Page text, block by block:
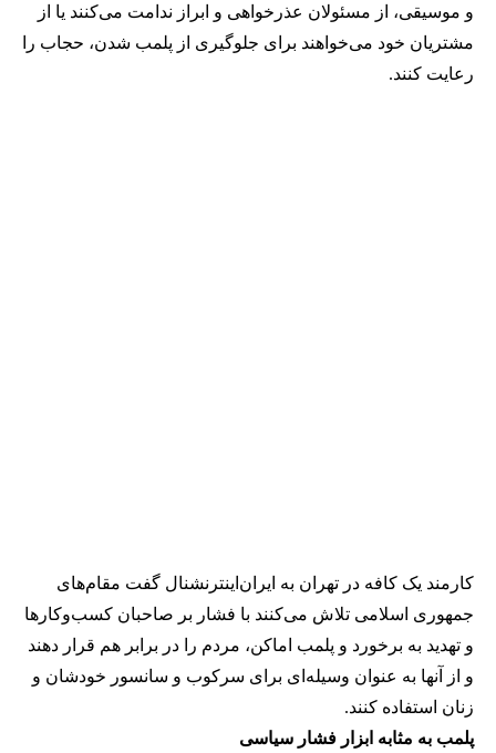
و موسیقی، از مسئولان عذرخواهی و ابراز ندامت می‌کنند یا از
مشتریان خود می‌خواهند برای جلوگیری از پلمب شدن، حجاب را
رعایت کنند.
کارمند یک کافه در تهران به ایران‌اینترنشنال گفت مقام‌های
جمهوری اسلامی تلاش می‌کنند با فشار بر صاحبان کسب‌وکارها
و تهدید به برخورد و پلمب اماکن، مردم را در برابر هم قرار دهند
و از آنها به عنوان وسیله‌ای برای سرکوب و سانسور خودشان و
زنان استفاده کنند.
پلمب به مثابه ابزار فشار سیاسی